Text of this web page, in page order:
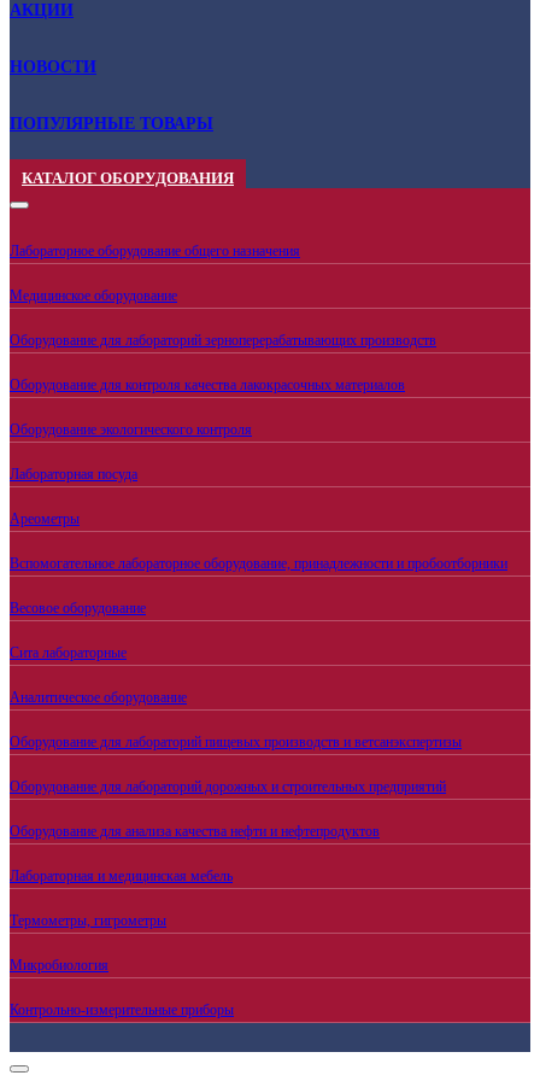
АКЦИИ
НОВОСТИ
ПОПУЛЯРНЫЕ ТОВАРЫ
КАТАЛОГ ОБОРУДОВАНИЯ
Лабораторное оборудование общего назначения
Медицинское оборудование
Оборудование для лабораторий зерноперерабатывающих производств
Оборудование для контроля качества лакокрасочных материалов
Оборудование экологического контроля
Лабораторная посуда
Ареометры
Вспомогательное лабораторное оборудование, принадлежности и пробоотборники
Весовое оборудование
Сита лабораторные
Аналитическое оборудование
Оборудование для лабораторий пищевых производств и ветсанэкспертизы
Оборудование для лабораторий дорожных и строительных предприятий
Оборудование для анализа качества нефти и нефтепродуктов
Лабораторная и медицинская мебель
Термометры, гигрометры
Микробиология
Контрольно-измерительные приборы